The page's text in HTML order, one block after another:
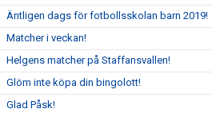
Äntligen dags för fotbollsskolan barn 2019!
Matcher i veckan!
Helgens matcher på Staffansvallen!
Glöm inte köpa din bingolott!
Glad Påsk!